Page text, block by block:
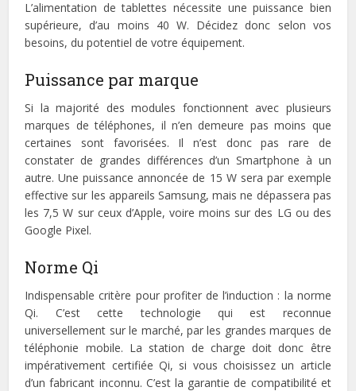
L’alimentation de tablettes nécessite une puissance bien
supérieure, d’au moins 40 W. Décidez donc selon vos
besoins, du potentiel de votre équipement.
Puissance par marque
Si la majorité des modules fonctionnent avec plusieurs
marques de téléphones, il n’en demeure pas moins que
certaines sont favorisées. Il n’est donc pas rare de
constater de grandes différences d’un Smartphone à un
autre. Une puissance annoncée de 15 W sera par exemple
effective sur les appareils Samsung, mais ne dépassera pas
les 7,5 W sur ceux d’Apple, voire moins sur des LG ou des
Google Pixel.
Norme Qi
Indispensable critère pour profiter de l’induction : la norme
Qi. C’est cette technologie qui est reconnue
universellement sur le marché, par les grandes marques de
téléphonie mobile. La station de charge doit donc être
impérativement certifiée Qi, si vous choisissez un article
d’un fabricant inconnu. C’est la garantie de compatibilité et